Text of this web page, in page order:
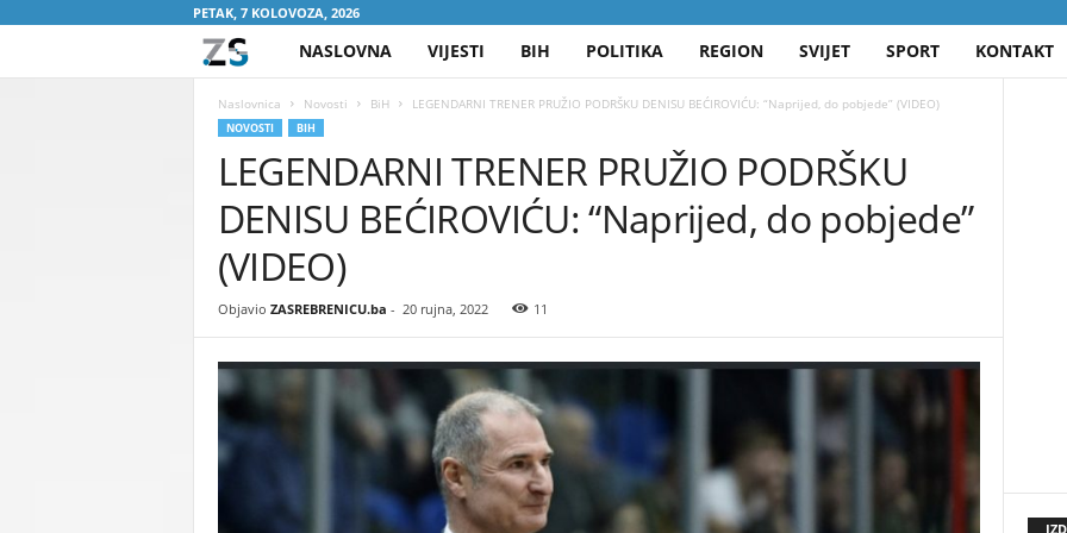
PETAK, 7 KOLOVOZA, 2026
A
S
R
E
B
R
E
NASLOVNA VIJESTI BIH POLITIKA REGION SVIJET SPORT KONTAKT
Naslovnica Novosti BiH LEGENDARNI TRENER PRUŽIO PODRŠKU DENISU BEĆIROVIĆU: “Naprijed, do pobjede” (VIDEO)
NOVOSTI BIH
LEGENDARNI TRENER PRUŽIO PODRŠKU
DENISU BEĆIROVIĆU: “Naprijed, do pobjede”
(VIDEO)
Objavio ZASREBRENICU.ba - 20 rujna, 2022 11